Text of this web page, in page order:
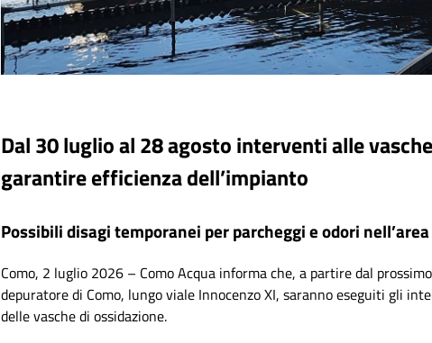
Dal 30 luglio al 28 agosto interventi alle
garantire efficienza dell’impianto
Possibili disagi temporanei per parcheggi e odori
Como, 2 luglio 2026 – Como Acqua informa che, a partire dal prossimo
depuratore di Como, lungo viale Innocenzo XI, saranno eseguiti gli
delle vasche di ossidazione.